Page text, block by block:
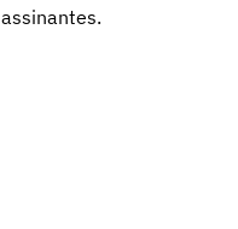
assinantes.